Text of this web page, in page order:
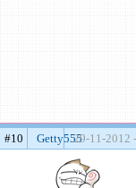
#10 Getty55529-11-2012